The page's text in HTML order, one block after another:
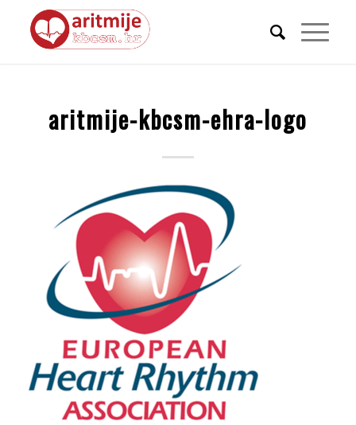
aritmije-kbcsm-ehra-logo